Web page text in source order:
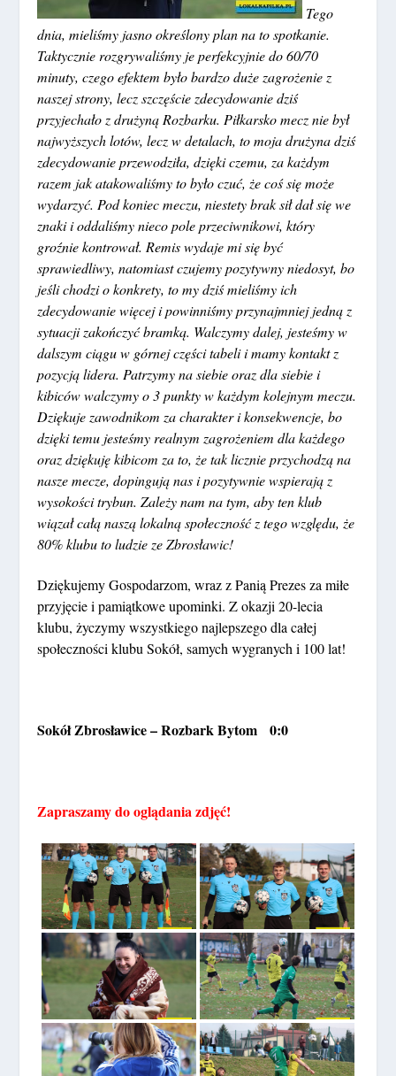
Tego
dnia, mieliśmy jasno określony plan na to spotkanie.
Taktycznie rozgrywaliśmy je perfekcyjnie do 60/70
minuty, czego efektem było bardzo duże zagrożenie z
naszej strony, lecz szczęście zdecydowanie dziś
przyjechało z drużyną Rozbarku. Piłkarsko mecz nie był
najwyższych lotów, lecz w detalach, to moja drużyna dziś
zdecydowanie przewodziła, dzięki czemu, za każdym
razem jak atakowaliśmy to było czuć, że coś się może
wydarzyć. Pod koniec meczu, niestety brak sił dał się we
znaki i oddaliśmy nieco pole przeciwnikowi, który
groźnie kontrował. Remis wydaje mi się być
sprawiedliwy, natomiast czujemy pozytywny niedosyt, bo
jeśli chodzi o konkrety, to my dziś mieliśmy ich
zdecydowanie więcej i powinniśmy przynajmniej jedną z
sytuacji zakończyć bramką. Walczymy dalej, jesteśmy w
dalszym ciągu w górnej części tabeli i mamy kontakt z
pozycją lidera. Patrzymy na siebie oraz dla siebie i
kibiców walczymy o 3 punkty w każdym kolejnym meczu.
Dziękuje zawodnikom za charakter i konsekwencje, bo
dzięki temu jesteśmy realnym zagrożeniem dla każdego
oraz dziękuję kibicom za to, że tak licznie przychodzą na
nasze mecze, dopingują nas i pozytywnie wspierają z
wysokości trybun. Zależy nam na tym, aby ten klub
wiązał całą naszą lokalną społeczność z tego względu, że
80% klubu to ludzie ze Zbrosławic!
Dziękujemy Gospodarzom, wraz z Panią Prezes za miłe
przyjęcie i pamiątkowe upominki. Z okazji 20-lecia
klubu, życzymy wszystkiego najlepszego dla całej
społeczności klubu Sokół, samych wygranych i 100 lat!
Sokół Zbrosławice – Rozbark Bytom 0:0
Zapraszamy do oglądania zdjęć!